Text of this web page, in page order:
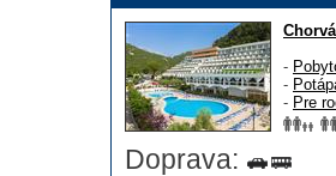
-
-
- Pre
Doprava: